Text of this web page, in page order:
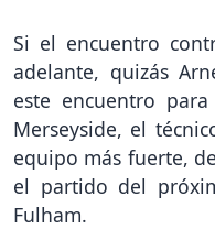
Si el encuentro
adelante, quizás
este encuentro
Merseyside, el
equipo más fuerte,
el partido del
Fulham.